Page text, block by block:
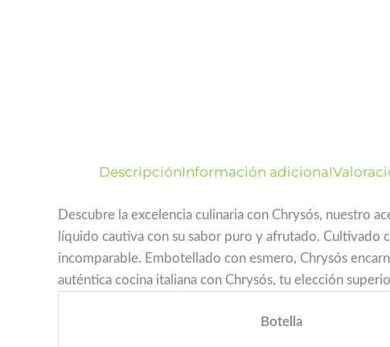
DescripciónInformación adicional
Descubre la excelencia culinaria con Chrysós, nuestro
líquido cautiva con su sabor puro y afrutado. Cultivado
incomparable. Embotellado con esmero, Chrysós
auténtica cocina italiana con Chrysós, tu elección
Botella